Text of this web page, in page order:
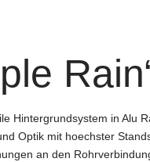
Hintergrundsystem in Alu
Optik mit hoechster
an den